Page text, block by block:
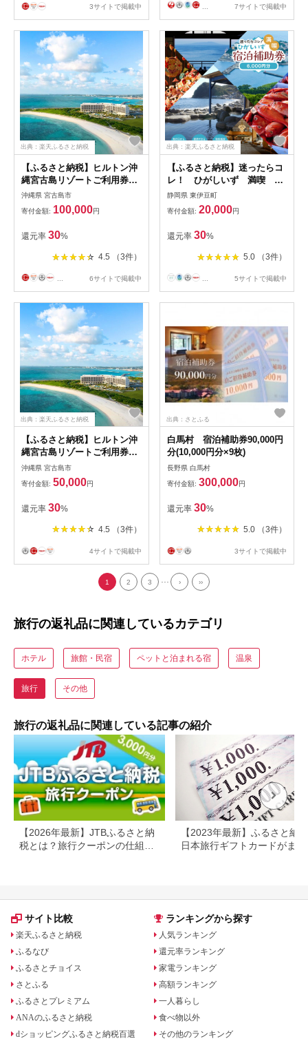
ル 宿泊 旅行 観光 グルメ ふ
るさと納税 ］
3サイトで掲載中 7サイトで掲載中
出典：楽天ふるさと納税
【ふるさと納税】ヒルトン沖
縄宮古島リゾートご利用券
【30,000円】(JQ001)
沖縄県 宮古島市
寄付金額: 100,000円
還元率 30%
4.5 （3件）
... 6サイトで掲載中
出典：楽天ふるさと納税
【ふるさと納税】迷ったらコ
レ！ ひがしいず 満喫 宿
泊 補助券 （6千円分）
B001／静岡県 東伊豆町
静岡県 東伊豆町
寄付金額: 20,000円
還元率 30%
5.0 （3件）
... 5サイトで掲載中
出典：楽天ふるさと納税
【ふるさと納税】ヒルトン沖
縄宮古島リゾートご利用券
【15,000円】(JQ002)
沖縄県 宮古島市
寄付金額: 50,000円
還元率 30%
4.5 （3件）
4サイトで掲載中
出典：さとふる
白馬村 宿泊補助券90,000円
分(10,000円分×9枚)
長野県 白馬村
寄付金額: 300,000円
還元率 30%
5.0 （3件）
3サイトで掲載中
1 2 3 › ››
旅行の返礼品に関連しているカテゴリ
ホテル 旅館・民宿 ペットと泊まれる宿 温泉
旅行 その他
旅行の返礼品に関連している記事の紹介
【2026年最新】JTBふるさと納
税とは？旅行クーポンの仕組
【2023年最新】ふるさと納
日本旅行ギフトカードがまだ
サイト比較
楽天ふるさと納税
ふるなび
ふるさとチョイス
さとふる
ふるさとプレミアム
ANAのふるさと納税
dショッピングふるさと納税百選
ランキングから探す
人気ランキング
還元率ランキング
家電ランキング
高額ランキング
一人暮らし
食べ物以外
その他のランキング